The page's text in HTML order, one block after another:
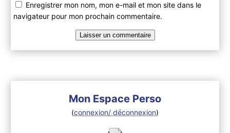
Enregistrer mon nom, mon e-mail et mon site dans le
navigateur pour mon prochain commentaire.
Mon Espace Perso
(connexion/ déconnexion)